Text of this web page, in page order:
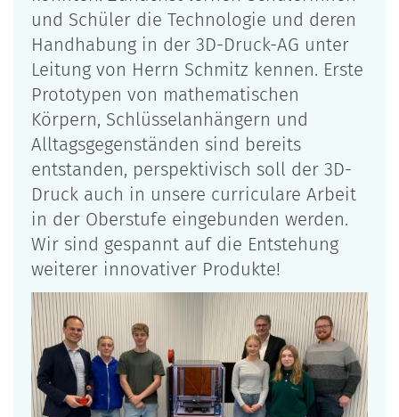
und Schüler die Technologie und deren
Handhabung in der 3D-Druck-AG unter
Leitung von Herrn Schmitz kennen. Erste
Prototypen von mathematischen
Körpern, Schlüsselanhängern und
Alltagsgegenständen sind bereits
entstanden, perspektivisch soll der 3D-
Druck auch in unsere curriculare Arbeit
in der Oberstufe eingebunden werden.
Wir sind gespannt auf die Entstehung
weiterer innovativer Produkte!